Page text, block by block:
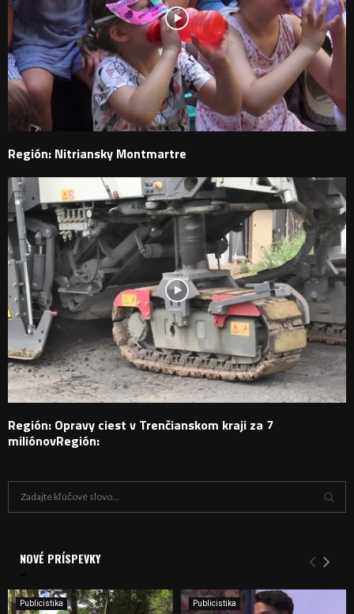
Región: Nitriansky Montmartre
Región: Opravy ciest v Trenčianskom kraji za 7
miliónovRegión:
i
e
Y
H
NOVÉ PRÍSPEVKY
Publicistika Publicistika